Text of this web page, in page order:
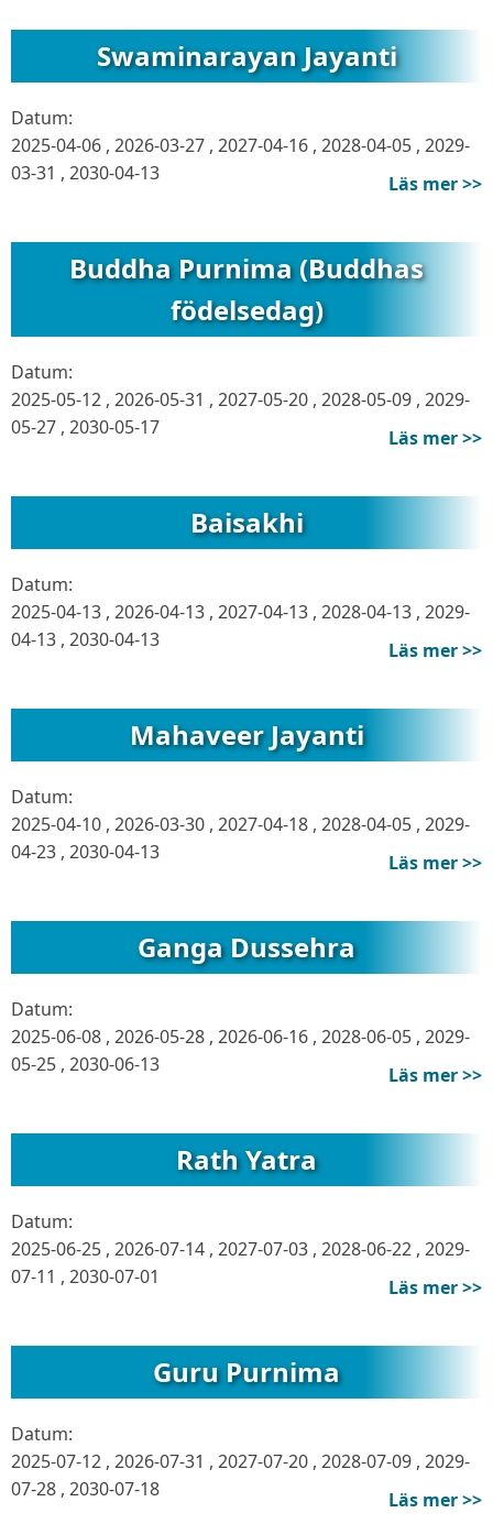
Swaminarayan Jayanti
Datum:
2025-04-06 , 2026-03-27 , 2027-04-16 , 2028-04-05 , 2029-
03-31 , 2030-04-13 Läs mer >>
Buddha Purnima (Buddhas
födelsedag)
Datum:
2025-05-12 , 2026-05-31 , 2027-05-20 , 2028-05-09 , 2029-
05-27 , 2030-05-17 Läs mer >>
Baisakhi
Datum:
2025-04-13 , 2026-04-13 , 2027-04-13 , 2028-04-13 , 2029-
04-13 , 2030-04-13 Läs mer >>
Mahaveer Jayanti
Datum:
2025-04-10 , 2026-03-30 , 2027-04-18 , 2028-04-05 , 2029-
04-23 , 2030-04-13 Läs mer >>
Ganga Dussehra
Datum:
2025-06-08 , 2026-05-28 , 2026-06-16 , 2028-06-05 , 2029-
05-25 , 2030-06-13 Läs mer >>
Rath Yatra
Datum:
2025-06-25 , 2026-07-14 , 2027-07-03 , 2028-06-22 , 2029-
07-11 , 2030-07-01 Läs mer >>
Guru Purnima
Datum:
2025-07-12 , 2026-07-31 , 2027-07-20 , 2028-07-09 , 2029-
07-28 , 2030-07-18 Läs mer >>